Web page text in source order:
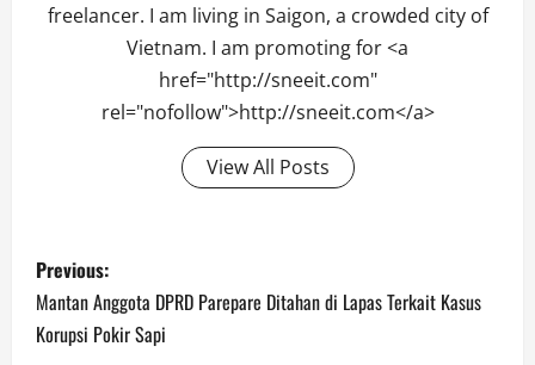
freelancer. I am living in Saigon, a crowded city of
Vietnam. I am promoting for <a
href="http://sneeit.com"
rel="nofollow">http://sneeit.com</a>
View All Posts
Post
navigation
Previous:
Mantan Anggota DPRD Parepare Ditahan di Lapas Terkait Kasus
Korupsi Pokir Sapi